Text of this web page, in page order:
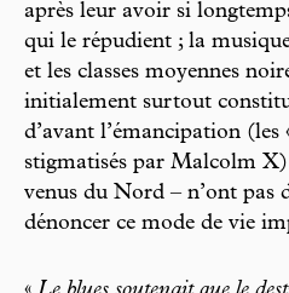
après leur avoir si
qui le répudient ; la
et les classes moyennes
initialement surtout
d’avant l’émancipation (les
stigmatisés par Malcolm X)
venus du Nord – n’ont pas
dénoncer ce mode de vie